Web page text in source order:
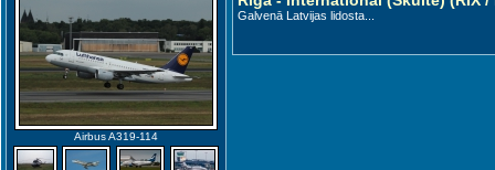
Airbus A319-114
Galvenā Latvijas lidosta...